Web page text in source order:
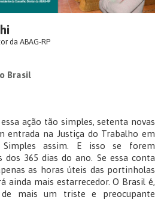
da ABAG-RP
Brasil
ação tão simples, setenta novas
entrada na Justiça do Trabalho em
assim. E isso se forem
dos 365 dias do ano. Se essa conta
as horas úteis das portinholas
ainda mais estarrecedor. O Brasil é,
mais um triste e preocupante